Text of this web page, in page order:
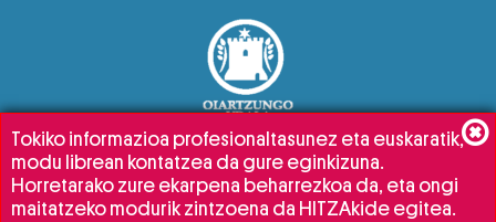
Tokiko informazioa profesionaltasunez eta euskaratik,
modu librean kontatzea da gure eginkizuna.
Horretarako zure ekarpena beharrezkoa da, eta ongi
maitatzeko modurik zintzoena da HITZAkide egitea.